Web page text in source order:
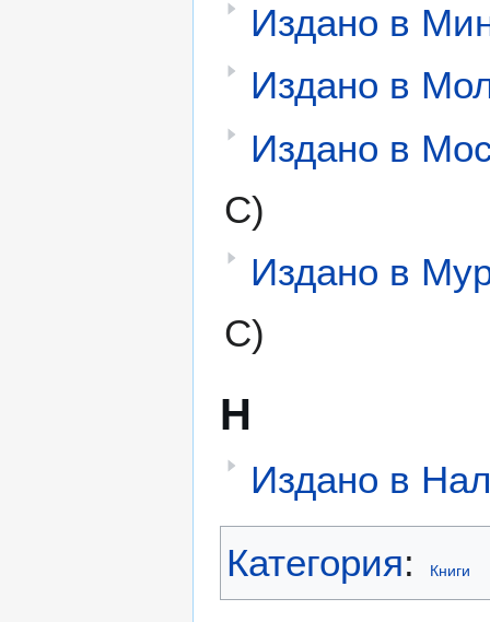
Издано в
Издано в
Издано в
С)
Издано в
С)
Н
Издано в
Категория: Книги